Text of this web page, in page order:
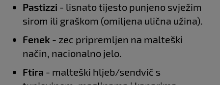
Pastizzi - lisnato tijesto punjeno svježim
sirom ili graškom (omiljena ulična užina).
Fenek - zec pripremljen na malteški
način, nacionalno jelo.
Ftira - malteški hljeb/sendvič s